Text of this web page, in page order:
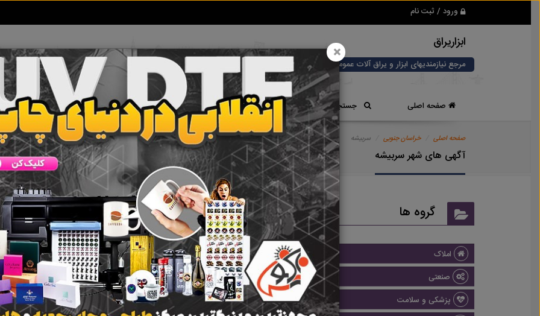
ورود / ثبت نام
ابزاریراق
مرجع نیازمندیهای ابزار و یراق آلات عمومی و صنعتی
صفحه اصلی جستجوی سریع تعرفه آگهی ها خبرهای سایت تماس با ما
صفحه اصلی خراسان جنوبی سربیشه
آگهی های شهر سربیشه
نتیجه ای
گروه ها
املاک
صنعتی
پزشکی و سلامت
×